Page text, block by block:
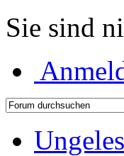
Sie sind